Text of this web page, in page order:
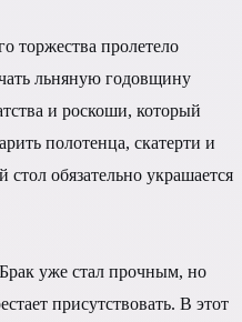
торжества пролетело
льняную годовщину
и роскоши, который
полотенца, скатерти и
обязательно украшается
уже стал прочным, но
присутствовать. В этот